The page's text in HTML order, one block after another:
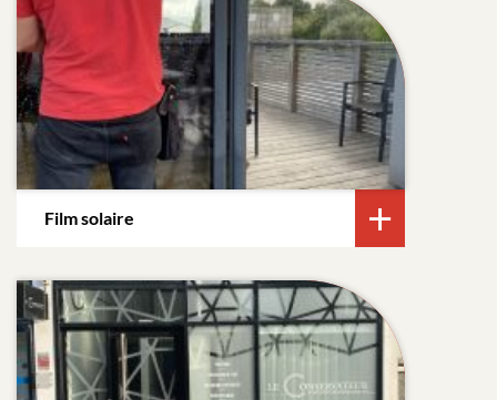
Film solaire